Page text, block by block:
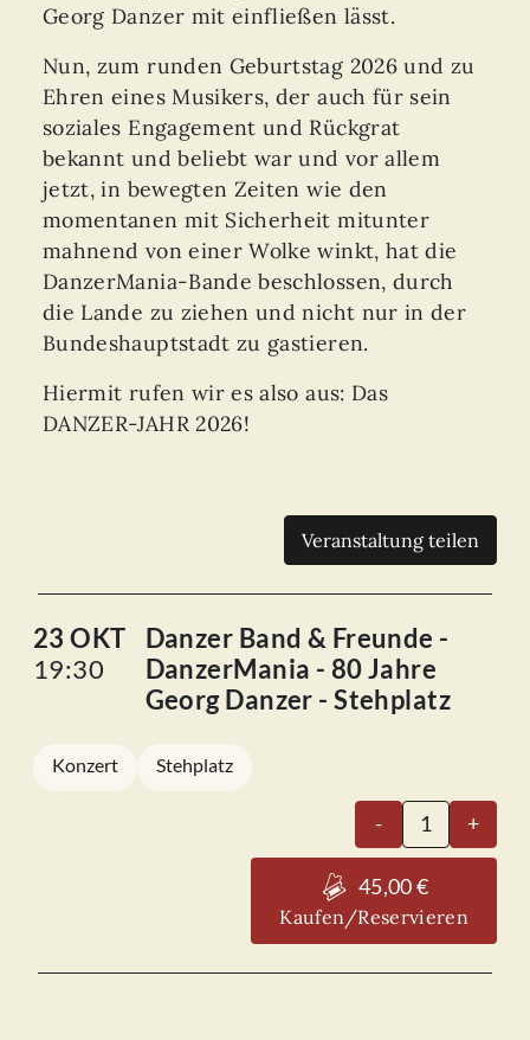
Georg Danzer mit einfließen lässt.
Nun, zum runden Geburtstag 2026 und zu
Ehren eines Musikers, der auch für sein
soziales Engagement und Rückgrat
bekannt und beliebt war und vor allem
jetzt, in bewegten Zeiten wie den
momentanen mit Sicherheit mitunter
mahnend von einer Wolke winkt, hat die
DanzerMania-Bande beschlossen, durch
die Lande zu ziehen und nicht nur in der
Bundeshauptstadt zu gastieren.
Hiermit rufen wir es also aus: Das
DANZER-JAHR 2026!
Veranstaltung teilen
23 OKT
19:30
Danzer Band & Freunde -
DanzerMania - 80 Jahre
Georg Danzer - Stehplatz
Konzert Stehplatz
-
Danzer
Band
Freunde
-
+
45,00 €
Kaufen/Reservieren